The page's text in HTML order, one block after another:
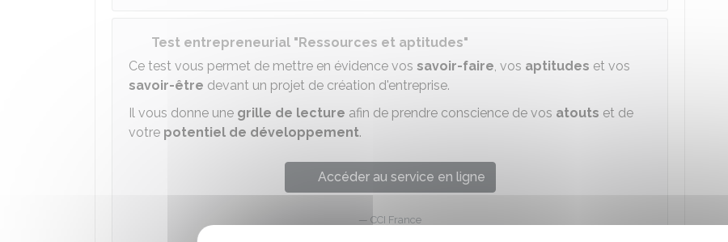
Test entrepreneurial "Ressources et aptitudes"
Ce test vous permet de mettre en évidence vos savoir-faire, vos aptitudes et vos
savoir-être devant un projet de création d'entreprise.
Il vous donne une grille de lecture afin de prendre conscience de vos atouts et de
votre potentiel de développement.
Accéder au service en ligne
CCI France